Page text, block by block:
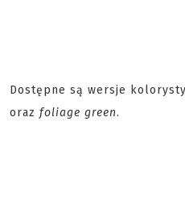
Dostępne są wersje
oraz foliage green.